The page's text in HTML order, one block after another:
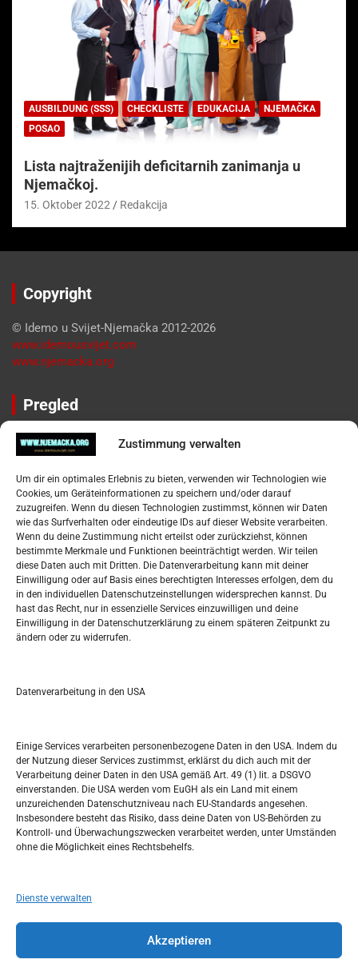
Zustimmung verwalten
Um dir ein optimales Erlebnis zu bieten, verwenden wir Technologien wie
Cookies, um Geräteinformationen zu speichern und/oder darauf
zuzugreifen. Wenn du diesen Technologien zustimmst, können wir Daten
wie das Surfverhalten oder eindeutige IDs auf dieser Website verarbeiten.
Wenn du deine Zustimmung nicht erteilst oder zurückziehst, können
bestimmte Merkmale und Funktionen beeinträchtigt werden. Wir teilen
diese Daten auch mit Dritten. Die Datenverarbeitung kann mit deiner
Einwilligung oder auf Basis eines berechtigten Interesses erfolgen, dem du
in den individuellen Datenschutzeinstellungen widersprechen kannst. Du
hast das Recht, nur in essenzielle Services einzuwilligen und deine
Einwilligung in der Datenschutzerklärung zu einem späteren Zeitpunkt zu
ändern oder zu widerrufen.
Datenverarbeitung in den USA
Einige Services verarbeiten personenbezogene Daten in den USA. Indem du
der Nutzung dieser Services zustimmst, erklärst du dich auch mit der
Verarbeitung deiner Daten in den USA gemäß Art. 49 (1) lit. a DSGVO
einverstanden. Die USA werden vom EuGH als ein Land mit einem
unzureichenden Datenschutzniveau nach EU-Standards angesehen.
Insbesondere besteht das Risiko, dass deine Daten von US-Behörden zu
Kontroll- und Überwachungszwecken verarbeitet werden, unter Umständen
ohne die Möglichkeit eines Rechtsbehelfs.
Dienste verwalten
Akzeptieren
AUSBILDUNG (SSS) CHECKLISTE EDUKACIJA
NJEMAČKA
POSAO
Lista najtraženijih deficitarnih zanimanja u
Njemačkoj.
15. Oktober 2022 Redakcija
Copyright
© Idemo u Svijet-Njemačka 2012-2026
www.idemousvijet.com
www.njemacka.org
Pregled
Impressum
Datenschutzerklärung
Widerufsbelehrung
Oglašavanje / Postavite svoj oglas
Tko je “Idemo u Svijet – Njemačka?
Pretražite stranicu:
S
e
a
h
M D M D F S S
2 3 4 5 6 7
9 10 11 12 13 14 15
23 24
30 31
« Sep. Nov. »